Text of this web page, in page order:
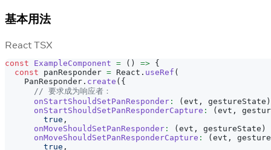
基本用法
React TSX
const ExampleComponent = ( ) => {
const panResponder = React . useRef (
PanResponder . create ( {
// 要求成为响应者：
onStartShouldSetPanResponder : ( evt , gestureState )
onStartShouldSetPanResponderCapture : ( evt ,
true ,
onMoveShouldSetPanResponder : ( evt , gestureState )
onMoveShouldSetPanResponderCapture : ( evt ,
true ,